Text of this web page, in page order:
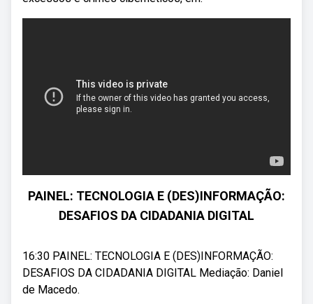
PAINEL: TECNOLOGIA E (DES)INFORMAÇÃO:
DESAFIOS DA CIDADANIA DIGITAL
16:30 PAINEL: TECNOLOGIA E (DES)INFORMAÇÃO:
DESAFIOS DA CIDADANIA DIGITAL Mediação: Daniel
de Macedo.